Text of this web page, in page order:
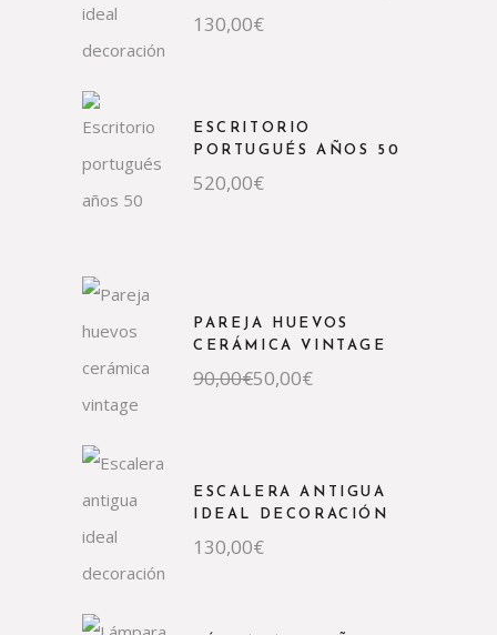
130,00€
ESCRITORIO
PORTUGUÉS AÑOS 50
520,00€
PAREJA HUEVOS
CERÁMICA VINTAGE
90,00€
El
precio
50,00€
El
precio
ESCALERA ANTIGUA
IDEAL DECORACIÓN
130,00€